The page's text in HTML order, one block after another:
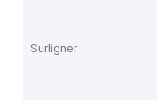
Surligner